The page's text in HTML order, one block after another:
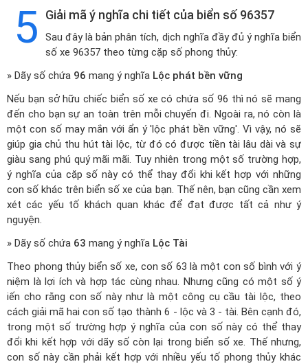
5 Giải mã ý nghĩa chi tiết của biển số 96357
Sau đây là bản phân tích, dịch nghĩa đầy đủ ý nghĩa biển
số xe 96357 theo từng cặp số phong thủy:
» Dãy số chứa 96 mang ý nghĩa Lộc phát bền vững
Nếu bạn sở hữu chiếc biển số xe có chứa số 96 thì nó sẽ mang
đến cho bạn sự an toàn trên mỗi chuyến đi. Ngoài ra, nó còn là
một con số may mắn với ẩn ý 'lộc phát bền vững'. Vì vậy, nó sẽ
giúp gia chủ thu hút tài lộc, từ đó có được tiền tài lâu dài và sự
giàu sang phú quý mãi mãi. Tuy nhiên trong một số trường hợp,
ý nghĩa của cặp số này có thể thay đổi khi kết hợp với những
con số khác trên biển số xe của bạn. Thế nên, bạn cũng cần xem
xét các yếu tố khách quan khác để đạt được tất cả như ý
nguyện.
» Dãy số chứa 63 mang ý nghĩa Lộc Tài
Theo phong thủy biển số xe, con số 63 là một con số bình với ý
niệm là lợi ích và hợp tác cùng nhau. Nhưng cũng có một số ý
iến cho rằng con số này như là một công cụ cầu tài lộc, theo
cách giải mã hai con số tạo thành 6 - lộc và 3 - tài. Bên cạnh đó,
trong một số trường hợp ý nghĩa của con số này có thể thay
đổi khi kết hợp với dãy số còn lại trong biển số xe. Thế nhưng,
con số này cần phải kết hợp với nhiều yếu tố phong thủy khác